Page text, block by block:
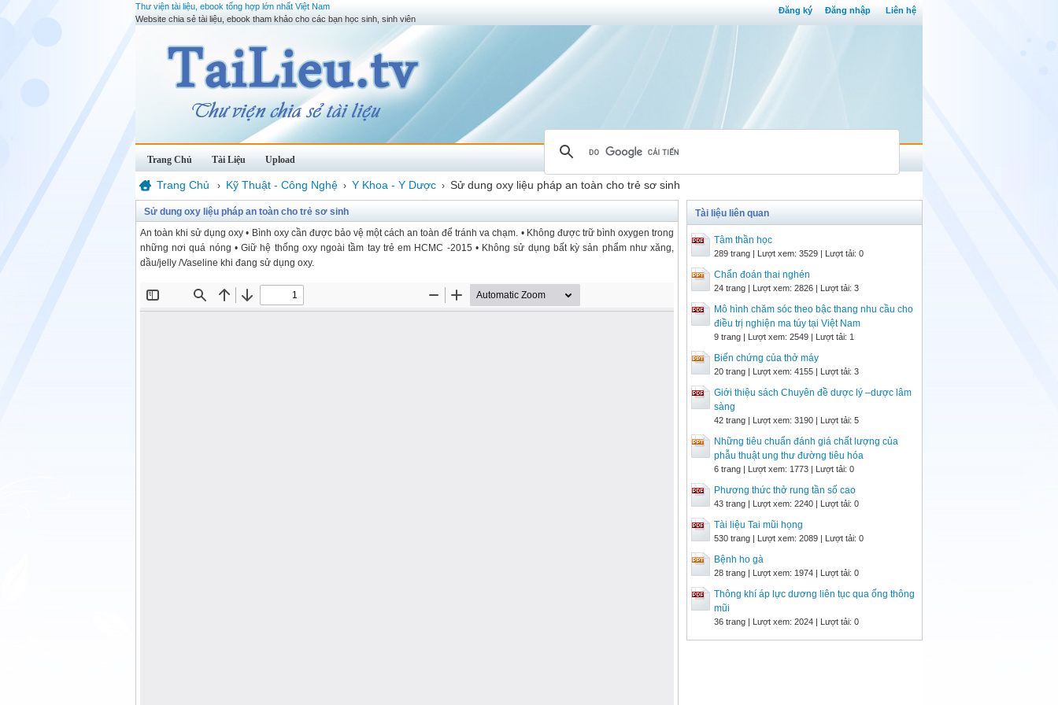
Đăng ký Đăng nhập Liên hệ
Thư viện tài liệu, ebook tổng hợp lớn nhất Việt Nam
Website chia sẻ tài liệu, ebook tham khảo cho các bạn học sinh, sinh viên
Trang Chủ Tài Liệu Upload
Trang Chủ › Kỹ Thuật - Công Nghệ › Y Khoa - Y Dược › Sử dung oxy liệu pháp an toàn cho trẻ sơ sinh
Sử dung oxy liệu pháp an toàn cho trẻ sơ sinh
An toàn khi sử dụng oxy • Bình oxy cần được bảo vệ một cách an toàn để tránh va chạm. • Không được trữ bình oxygen trong
những nơi quá nóng • Giữ hệ thống oxy ngoài tầm tay trẻ em HCMC -2015 • Không sử dụng bất kỳ sản phẩm như xăng,
dầu/jelly /Vaseline khi đang sử dụng oxy.
Tài liệu liên quan
Tâm thần học
289 trang | Lượt xem: 3529 | Lượt tải: 0
Chẩn đoán thai nghén
24 trang | Lượt xem: 2826 | Lượt tải: 3
Mô hình chăm sóc theo bậc thang nhu cầu cho
điều trị nghiện ma túy tại Việt Nam
9 trang | Lượt xem: 2549 | Lượt tải: 1
Biến chứng của thở máy
20 trang | Lượt xem: 4155 | Lượt tải: 3
Giới thiệu sách Chuyên đề dược lý –dược lâm
sàng
42 trang | Lượt xem: 3190 | Lượt tải: 5
Những tiêu chuẩn đánh giá chất lượng của
phẫu thuật ung thư đường tiêu hóa
6 trang | Lượt xem: 1773 | Lượt tải: 0
Phương thức thở rung tần số cao
43 trang | Lượt xem: 2240 | Lượt tải: 0
Tài liệu Tai mũi họng
530 trang | Lượt xem: 2089 | Lượt tải: 0
Bệnh ho gà
28 trang | Lượt xem: 1974 | Lượt tải: 0
Thông khí áp lực dương liên tục qua ống thông
mũi
36 trang | Lượt xem: 2024 | Lượt tải: 0